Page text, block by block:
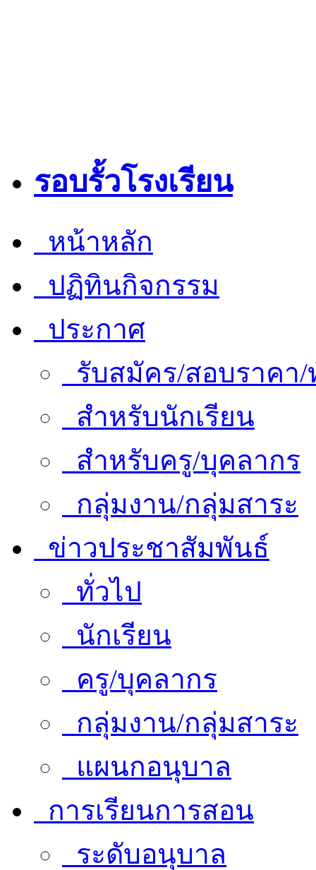
รอบรั้วโรงเรียน
หน้าหลัก
ปฏิทินกิจกรรม
ประกาศ
รับสมัคร/สอบราคา/
สำหรับนักเรียน
สำหรับครู/บุคลากร
กลุ่มงาน/กลุ่มสาระ
ข่าวประชาสัมพันธ์
ทั่วไป
นักเรียน
ครู/บุคลากร
กลุ่มงาน/กลุ่มสาระ
แผนกอนุบาล
การเรียนการสอน
ระดับอนุบาล